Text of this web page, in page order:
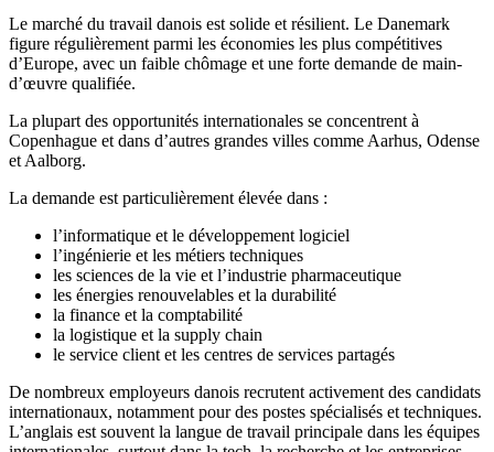
Le marché du travail danois est solide et résilient. Le Danemark
figure régulièrement parmi les économies les plus compétitives
d’Europe, avec un faible chômage et une forte demande de main-
d’œuvre qualifiée.
La plupart des opportunités internationales se concentrent à
Copenhague et dans d’autres grandes villes comme Aarhus, Odense
et Aalborg.
La demande est particulièrement élevée dans :
l’informatique et le développement logiciel
l’ingénierie et les métiers techniques
les sciences de la vie et l’industrie pharmaceutique
les énergies renouvelables et la durabilité
la finance et la comptabilité
la logistique et la supply chain
le service client et les centres de services partagés
De nombreux employeurs danois recrutent activement des candidats
internationaux, notamment pour des postes spécialisés et techniques.
L’anglais est souvent la langue de travail principale dans les équipes